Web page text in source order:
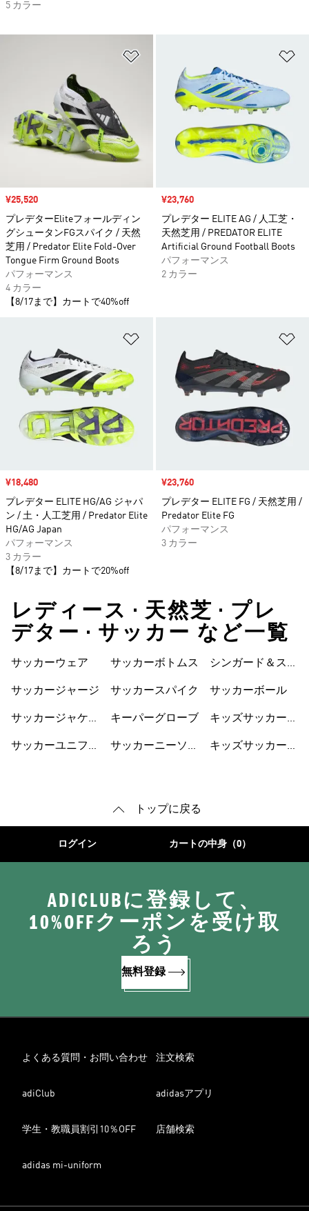
5 カラー
セール価格
¥25,520
プレデターEliteフォールディン
グシュータンFGスパイク / 天然
芝用 / Predator Elite Fold-Over
Tongue Firm Ground Boots
パフォーマンス
4 カラー
【8/17まで】カートで40%off
セール価格
¥23,760
プレデター ELITE AG / 人工芝・
天然芝用 / PREDATOR ELITE
Artificial Ground Football Boots
パフォーマンス
2 カラー
セール価格
¥18,480
プレデター ELITE HG/AG ジャパ
ン / 土・人工芝用 / Predator Elite
HG/AG Japan
パフォーマンス
3 カラー
【8/17まで】カートで20%off
セール価格
¥23,760
プレデター ELITE FG / 天然芝用 /
Predator Elite FG
パフォーマンス
3 カラー
レディース • 天然芝 • プレ
デター • サッカー など一覧
サッカーウェア
サッカージャージ
サッカージャケッ
サッカーユニフォ
サッカーボトムス
サッカースパイク
キーパーグローブ
サッカーニーソッ
シンガード＆スト
サッカーボール
キッズサッカーウ
キッズサッカーシ
トップに戻る
ログイン カートの中身（0）
ADICLUBに登録して、
10%OFFクーポンを受け取
ろう
無料登録
よくある質問・お問い合わせ 注文検索
adiClub adidasアプリ
学生・教職員割引10％OFF 店舗検索
adidas mi-uniform